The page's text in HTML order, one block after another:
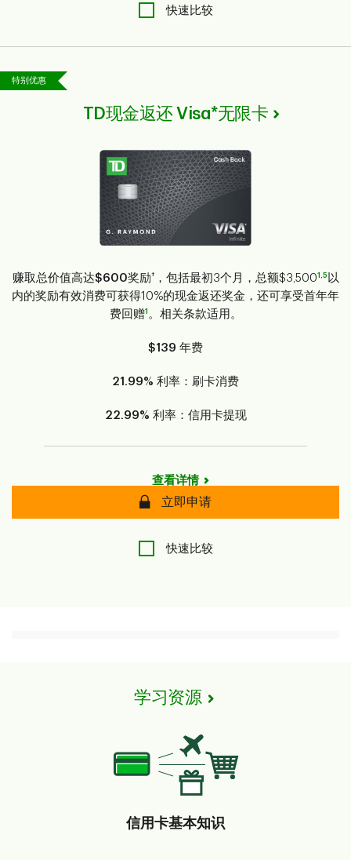
快速比较
特别优惠
TD现金返还 Visa*无限卡
赚取总价值高达$600奖励† ，包括最初3个月，总额$3,5001 ,5 以
内的奖励有效消费可获得10%的现金返还奖金，还可享受首年年
费回赠1 。相关条款适用。
$139 年费
21.99% 利率：刷卡消费
22.99% 利率：信用卡提现
查看详情
安全立即申请
快速比较
学习资源
信用卡基本知识